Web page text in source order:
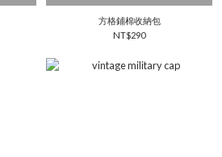
方格鋪棉收納包
NT$290